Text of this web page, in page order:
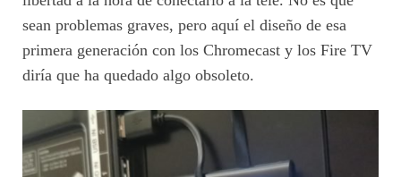
sean problemas graves, pero aquí el diseño de esa
primera generación con los Chromecast y los Fire TV
diría que ha quedado algo obsoleto.